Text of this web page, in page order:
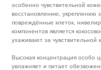
особенно чувствительной
восстановлению, укреплению
повреждённые клеток,
компонентов является
ухаживают за чувствительной
Высокая концентрация особо
увлажняет и питает